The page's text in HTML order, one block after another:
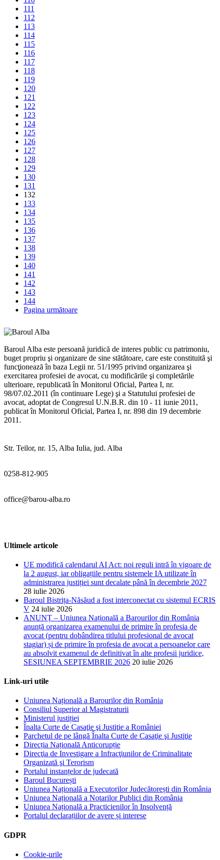
111
112
113
114
115
116
117
118
119
120
121
122
123
124
125
126
127
128
129
130
131
132
133
134
135
136
137
138
139
140
141
142
143
144
Pagina următoare
Baroul Alba este persoană juridică de interes public cu patrimoniu,
buget propriu şi organizare de sine stătătoare, care este constituită şi
funcţionează în baza Legii nr. 51/1995 privind organizarea şi
exercitarea profesiei de avocat, cu modificările şi completările
ulterioare, republicată în Monitorul Oficial, Partea I, nr.
98/07.02.2011 (în continuare Lege) şi a Statutului profesiei de
avocat, adoptat de Congresul U.N.B.R. din 10 - 11 iunie 2011,
publicat în Monitorul Oficial, Partea I, nr. 898 din 19 decembrie
2011.
Str. Teilor, nr. 15, Alba Iulia, jud. Alba
0258-812-905
office@barou-alba.ro
Ultimele articole
UE modifică calendarul AI Act: noi reguli intră în vigoare de
la 2 august, iar obligațiile pentru sistemele IA utilizate în
administrarea justiției sunt decalate până în decembrie 2027
28 iulie 2026
Baroul Bistrița-Năsăud a fost interconectat cu sistemul ECRIS
V 24 iulie 2026
ANUNȚ – Uniunea Națională a Barourilor din România
anunță organizarea examenului de primire în profesia de
avocat (pentru dobândirea titlului profesional de avocat
stagiar) și de primire în profesia de avocat a persoanelor care
au absolvit examenul de definitivat în alte profesii juridice,
SESIUNEA SEPTEMBRIE 2026 20 iulie 2026
Link-uri utile
Uniunea Națională a Barourilor din România
Consiliul Superior al Magistraturii
Ministerul justiției
Înalta Curte de Casaţie şi Justiţie a României
Parchetul de pe lângă Înalta Curte de Casaţie şi Justiţie
Direcția Națională Anticorupție
Direcţia de Investigare a Infracţiunilor de Criminalitate
Organizată şi Terorism
Portalul instanțelor de judecată
Baroul București
Uniunea Națională a Executorilor Judecătorești din România
Uniunea Națională a Notarilor Publici din România
Uniunea Națională a Practicienilor în Insolvență
Portalul declarațiilor de avere și interese
GDPR
Cookie-urile